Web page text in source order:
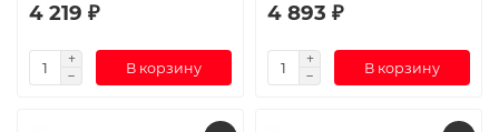
4 219 ₽
В корзину
4 893 ₽
В корзину